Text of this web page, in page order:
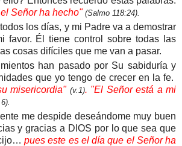
Señor ha hecho" (Salmo 118:24).
los días, y mi Padre va a demostrar
favor. Él tiene control sobre todas las
cosas difíciles que me van a pasar.
han pasado por Su sabiduría y
que yo tengo de crecer en la fe.
misericordia" (v.1). "El Señor está a mi
me despide deseándome muy buen
y gracias a DIOS por lo que sea que
pues este es el día que el Señor ha